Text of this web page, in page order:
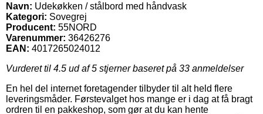
Navn: Udekøkken / stålbord med håndvask
Kategori: Sovegrej
Producent: 55NORD
Varenummer: 36426276
EAN: 4017265024012
Vurderet til 4.5 ud af 5 stjerner baseret på 33 anmeldelser
En hel del internet foretagender tilbyder til alt held flere
leveringsmåder. Førstevalget hos mange er i dag at få bragt
ordren til en pakkeshop, som gør at du kan hente